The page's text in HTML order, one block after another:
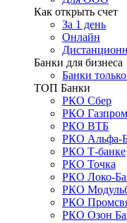
Как открыть счет
За 1 день
Онлайн
Банки для бизнеса
Банки
ТОП Банки
РКО Сбер
РКО
РКО ВТБ
РКО Альфа-
РКО Т-банке
РКО Точка
РКО Локо-
РКО
РКО
РКО Озон